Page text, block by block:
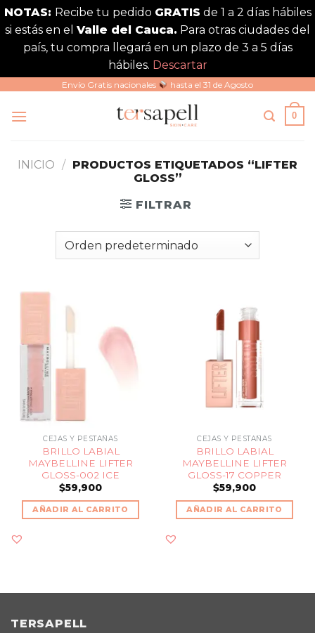
NOTAS: Recibe tu pedido GRATIS de 1 a 2 días hábiles
si estás en el Valle del Cauca. Para otras ciudades del
país, tu compra llegará en un plazo de 3 a 5 días
hábiles. Descartar
contenido
Envío Gratis nacionales hasta el 31 de Agosto
0
INICIO / PRODUCTOS ETIQUETADOS “LIFTER
GLOSS”
FILTRAR
CEJAS Y PESTAÑAS
BRILLO LABIAL
MAYBELLINE LIFTER
GLOSS-002 ICE
$59,900
AÑADIR AL CARRITO
CEJAS Y PESTAÑAS
BRILLO LABIAL
MAYBELLINE LIFTER
GLOSS-17 COPPER
$59,900
AÑADIR AL CARRITO
TERSAPELL